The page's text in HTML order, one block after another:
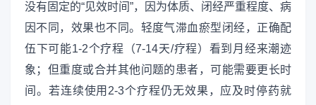
没有固定的“见效时间”，因为体质、闭经严重程度、病
因不同，效果也不同。轻度气滞血瘀型闭经，正确配
伍下可能1-2个疗程（7-14天/疗程）看到月经来潮迹
象；但重度或合并其他问题的患者，可能需要更长时
间。若连续使用2-3个疗程仍无效果，应及时停药就